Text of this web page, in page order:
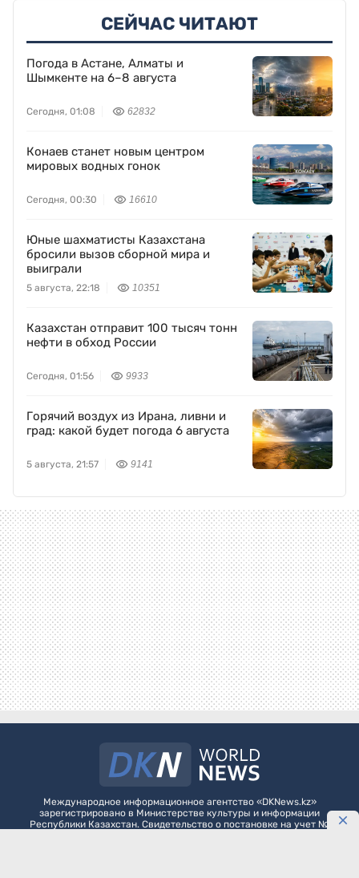
СЕЙЧАС ЧИТАЮТ
Погода в Астане, Алматы и
Шымкенте на 6–8 августа
Сегодня, 01:08 62832
Конаев станет новым центром
мировых водных гонок
Сегодня, 00:30 16610
Юные шахматисты Казахстана
бросили вызов сборной мира и
выиграли
5 августа, 22:18 10351
Казахстан отправит 100 тысяч тонн
нефти в обход России
Сегодня, 01:56 9933
Горячий воздух из Ирана, ливни и
град: какой будет погода 6 августа
5 августа, 21:57 9141
Международное информационное агентство «DKNews.kz»
зарегистрировано в Министерстве культуры и информации
Республики Казахстан. Свидетельство о постановке на учет №